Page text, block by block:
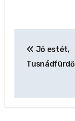
în
Jó estét,
Tusnádfürdő